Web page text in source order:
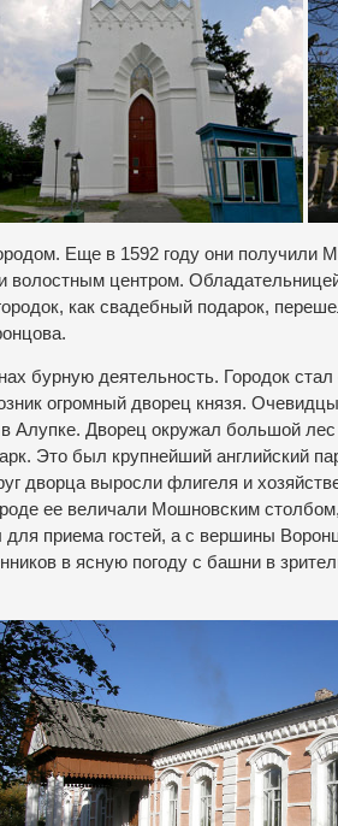
Еще в 1592 году они получили
волостным центром.
как свадебный подарок,
бурную деятельность. Городок
огромный дворец князя.
Алупке. Дворец окружал большой
Это был крупнейший английский
дворца выросли флигеля и
ее величали Мошновским
для приема гостей, а с вершины
в ясную погоду с башни в